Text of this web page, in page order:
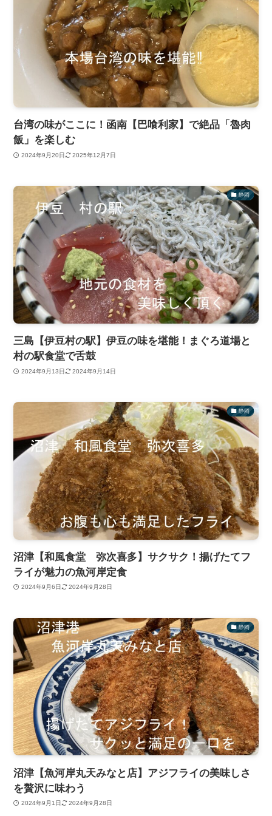
台湾の味がここに！函南【巴喰利家】で絶品「魯肉
飯」を楽しむ
2024年9月20日 2025年12月7日
静岡
三島【伊豆村の駅】伊豆の味を堪能！まぐろ道場と
村の駅食堂で舌鼓
2024年9月13日 2024年9月14日
静岡
沼津【和風食堂 弥次喜多】サクサク！揚げたてフ
ライが魅力の魚河岸定食
2024年9月6日 2024年9月28日
静岡
沼津【魚河岸丸天みなと店】アジフライの美味しさ
を贅沢に味わう
2024年9月1日 2024年9月28日